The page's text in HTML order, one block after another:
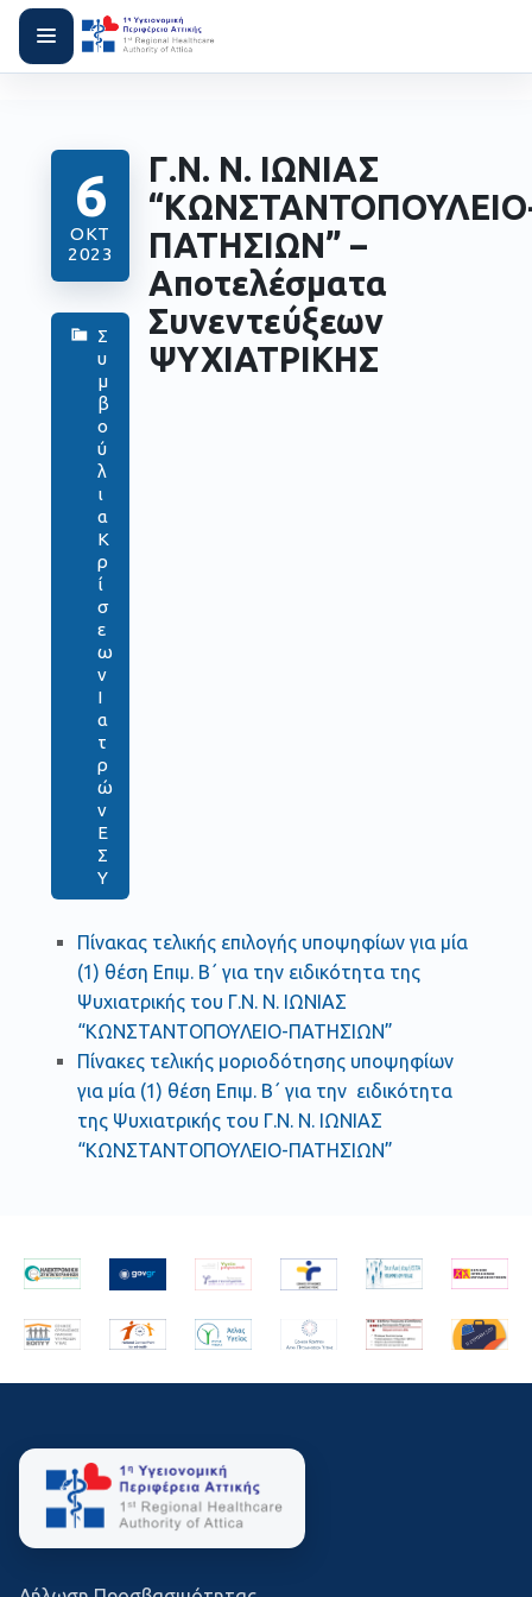
6
ΟΚΤ
2023
Σ
υ
μ
β
ο
ύ
λ
ι
α
Κ
ρ
ί
σ
ε
ω
ν
Ι
α
τ
ρ
ώ
ν
Ε
Σ
Υ
Γ.Ν. Ν. ΙΩΝΙΑΣ
ΠΑΤΗΣΙΩΝ” –
Αποτελέσματα
Συνεντεύξεων
ΨΥΧΙΑΤΡΙΚΗΣ
Πίνακας τελικής επιλογής υποψηφίων για μία
(1) θέση Επιμ. Β΄ για την ειδικότητα της
Ψυχιατρικής του Γ.Ν. Ν. ΙΩΝΙΑΣ
“ΚΩΝΣΤΑΝΤΟΠΟΥΛΕΙΟ-ΠΑΤΗΣΙΩΝ”
Πίνακες τελικής μοριοδότησης υποψηφίων
για μία (1) θέση Επιμ. Β΄ για την ειδικότητα
της Ψυχιατρικής του Γ.Ν. Ν. ΙΩΝΙΑΣ
“ΚΩΝΣΤΑΝΤΟΠΟΥΛΕΙΟ-ΠΑΤΗΣΙΩΝ”